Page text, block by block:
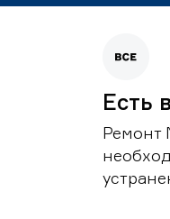
Есть
Ремонт